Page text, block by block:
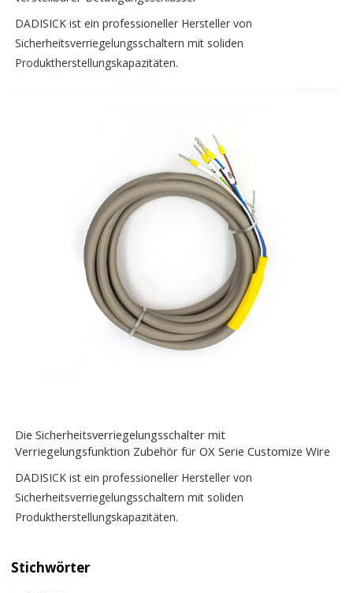
DADISICK ist ein professioneller Hersteller von
Sicherheitsverriegelungsschaltern mit soliden
Produktherstellungskapazitäten.
Die Sicherheitsverriegelungsschalter mit
Verriegelungsfunktion Zubehör für OX Serie Customize Wire
DADISICK ist ein professioneller Hersteller von
Sicherheitsverriegelungsschaltern mit soliden
Produktherstellungskapazitäten.
Stichwörter